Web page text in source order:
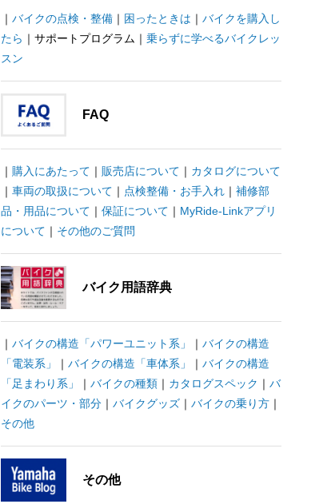
｜ バイクの点検・整備｜ 困ったときは ｜ バイクを購入し
たら ｜サポートプログラム｜ 乗らずに学べるバイクレッ
スン
FAQ
｜ 購入にあたって ｜ 販売店について ｜ カタログについて
｜ 車両の取扱について ｜ 点検整備・お手入れ｜ 補修部
品・用品について ｜ 保証について ｜ MyRide-Linkアプリ
について ｜ その他のご質問
バイク用語辞典
｜ バイクの構造「パワーユニット系」 ｜ バイクの構造
「電装系」
｜ バイクの構造「車体系」 ｜ バイクの構造
「足まわり系」
｜ バイクの種類｜ カタログスペック ｜ バ
イクのパーツ・部分｜ バイクグッズ｜ バイクの乗り方｜
その他
その他